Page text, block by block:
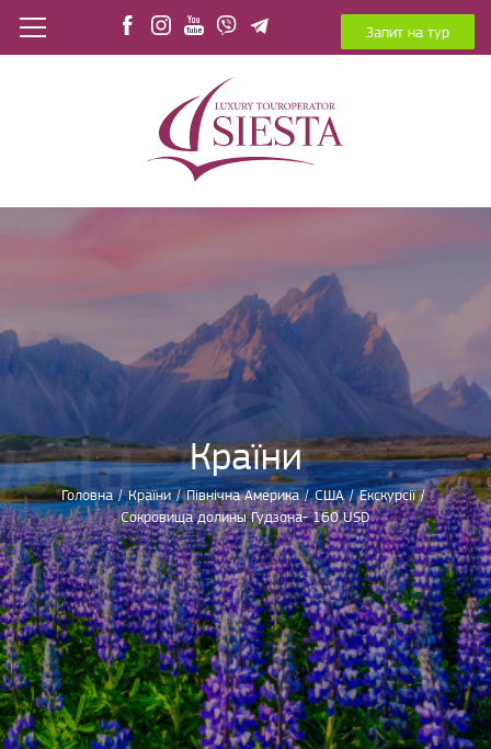
Запит на тур
Країни
Головна / Країни / Північна Америка / США / Екскурсії /
Сокровища долины Гудзона- 160 USD